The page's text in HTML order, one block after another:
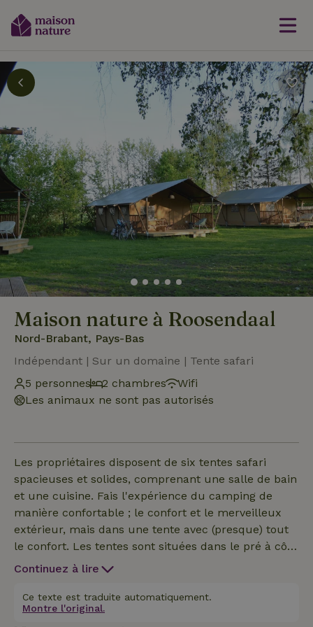
Maison nature à Roosendaal
Nord-Brabant, Pays-Bas
Indépendant | Sur un domaine | Tente safari
5 personnes
2 chambres
Wifi
Les animaux ne sont pas autorisés
Les propriétaires disposent de six tentes safari
spacieuses et solides, comprenant une salle de bain
et une cuisine. Fais l'expérience du camping de
manière confortable ; le confort et le merveilleux
extérieur, mais dans une tente avec (presque) tout
le confort. Les tentes sont situées dans le pré à côté
de la ferme, sur une route tranquille à la périphérie
spacieuse (10x5 mètres) et dispose de deux
chambres ; une chambre avec un lit double et une
Continuez à lire
Ce texte est traduite automatiquement.
Montre l'original.